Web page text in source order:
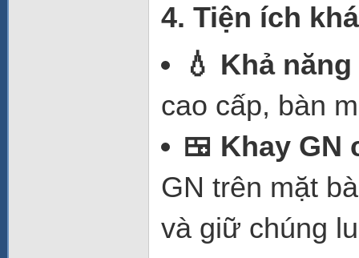
4. Tiện ích
💧 Khả
cao cấp, bàn
🍱 Khay GN
GN trên mặt
và giữ chúng